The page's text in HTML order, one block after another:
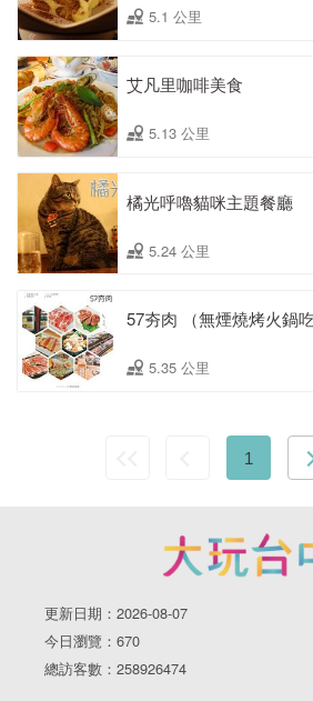
5.1 公里
艾凡里咖啡美食
5.13 公里
橘光呼嚕貓咪主題餐廳
5.24 公里
57夯肉 （無煙燒烤火鍋吃
5.35 公里
1
更新日期：2026-08-07
今日瀏覽：670
總訪客數：258926474